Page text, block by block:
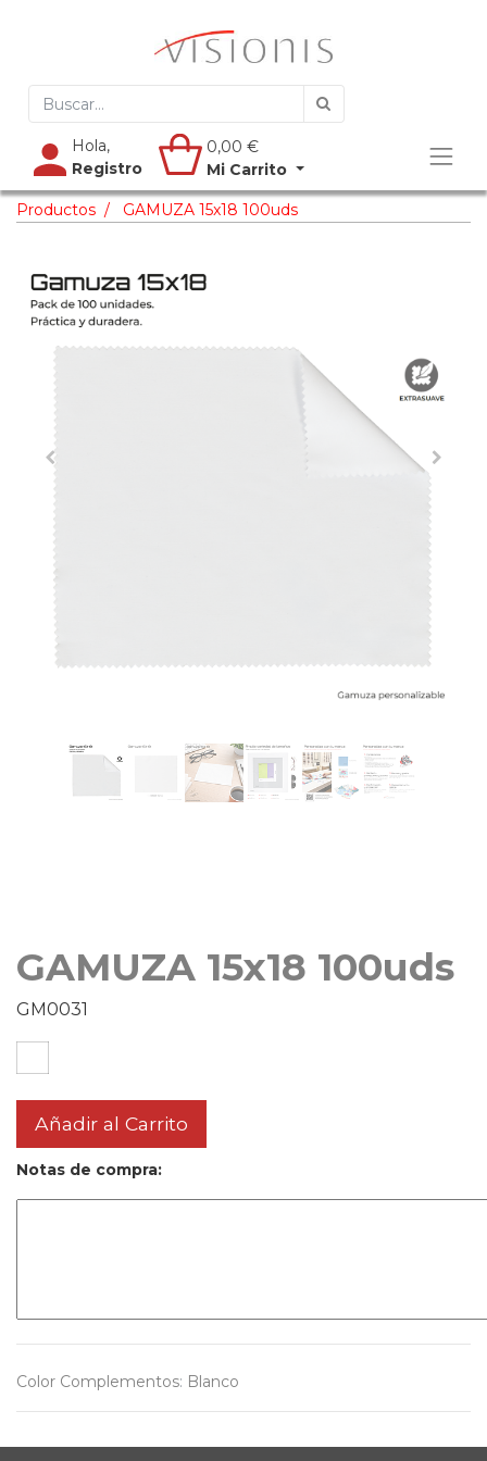
Hola,
Registro
0,00 €
Mi Carrito
Productos GAMUZA 15x18 100uds
GAMUZA 15x18 100uds
GM0031
Añadir al Carrito
Notas de compra:
Color Complementos: Blanco